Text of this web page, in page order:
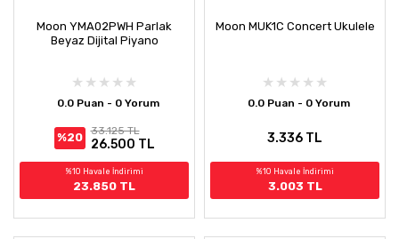
Moon YMA02PWH Parlak
Beyaz Dijital Piyano
0.0 Puan - 0 Yorum
%20
33.125 TL
26.500 TL
%10 Havale İndirimi
23.850 TL
Moon MUK1C Concert Ukulele
0.0 Puan - 0 Yorum
3.336 TL
%10 Havale İndirimi
3.003 TL